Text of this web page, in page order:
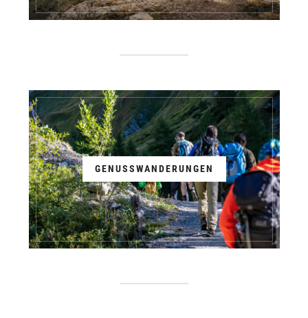
GENUSSWANDERUNGEN